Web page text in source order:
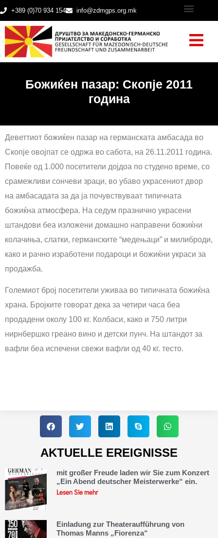
+389 (0)70 934 154 info@zdmgps.org.mk
Божиќен пазар: Скопје 2011
година
Деветтиот божиќен пазар на германската амбасада во
Скопје овојпат се одржа во сабота, на 26.11.2011 година.
Повеќе од 1.000 посетители дојдоа по студено време, со
срамежливи сончеви зраци, во убаво украсениот двор
на амбасадата за да ја почувствуваат типичната
божиќна атмосфера. На седум празнично украсени
штандови беа изложени домашно направени божиќни
колачиња, слатки, германските “медењаци” и милиброди,
како и рачно изработени подароци и божиќни украси за
продажба.
Големиот број посетители уживаа во типичната божиќна
храна. Бројките говорат дека за четири часа беа
продадени околу 100 кг. Колбаси, како и 750 литри
нирнбершко греано вино и детски пунч. На штандот за
вафли беа испечени свежи вафли од 40 кг. тесто.
AKTUELLE EREIGNISSE
mit großer Freude laden wir Sie zum Konzert
„Ein Abend deutscher Meisterwerke“ ein.
Lesen Sie mehr
Einladung zur Theateraufführung von
Thomas Manns „Fiorenza“